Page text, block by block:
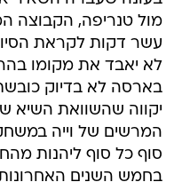
מול טנריפה, הקבוצה
עשר דקות לקראת הסיום.
לא יאבד את מקומו
בארסה לא בדיוק כובשת
יקווה שהשוואת השיא
המרשים של וייה
סוף כל סוף ליהנות
בחמש השנים